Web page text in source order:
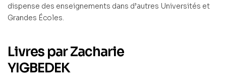
dispense des enseignements dans d’autres Universités et
Grandes Écoles.
Livres par Zacharie
YIGBEDEK